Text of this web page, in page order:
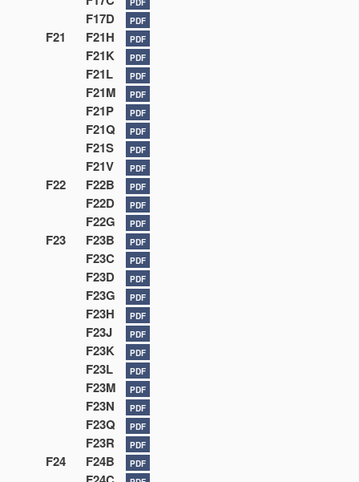
PDF
F17D PDF
F21 F21H PDF
F21K PDF
F21L PDF
F21M PDF
F21P PDF
F21Q PDF
F21S PDF
F21V PDF
F22 F22B PDF
F22D PDF
F22G PDF
F23 F23B PDF
F23C PDF
F23D PDF
F23G PDF
F23H PDF
F23J PDF
F23K PDF
F23L PDF
F23M PDF
F23N PDF
F23Q PDF
F23R PDF
F24 F24B PDF